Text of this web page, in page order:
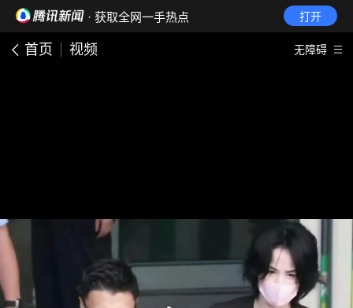
· 获取全网一手热点 打开
首页 视频 无障碍